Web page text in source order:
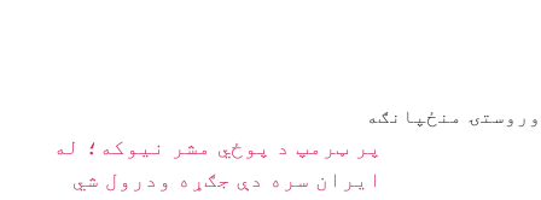
وروستۍ منځپانګه
پر ټرمپ د پوځي مشر نیوکه؛ له
ایران سره دې جګړه ودرول شي